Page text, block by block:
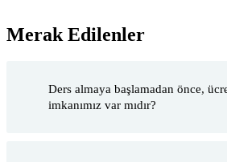
Merak Edilenler
Ders almaya başlamadan önce,
imkanımız var mıdır?